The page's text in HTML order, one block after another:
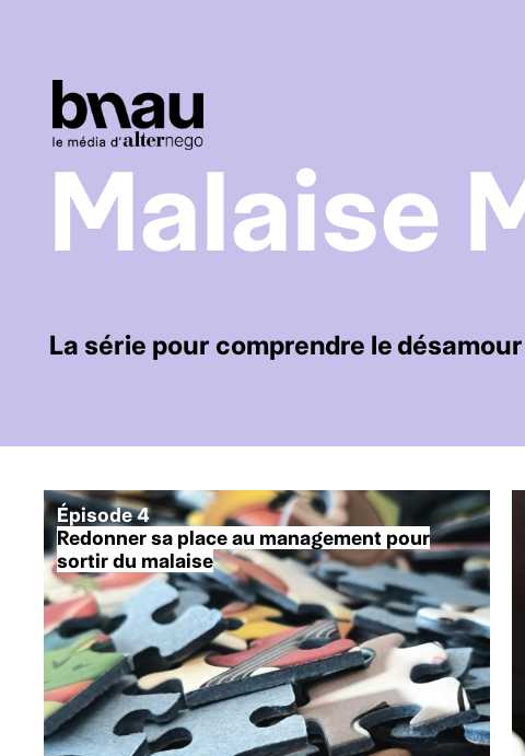
Malaise
La série pour comprendre le
Épisode 4
Redonner sa place au management pour
sortir du malaise